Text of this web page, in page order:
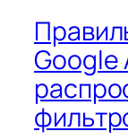
Google